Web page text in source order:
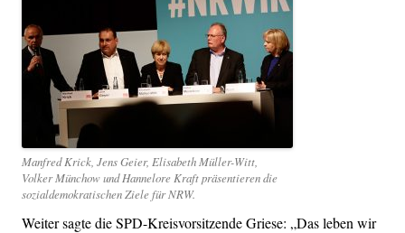
Manfred Krick, Jens Geier, Elisabeth Müller-Witt,
Volker Münchow und Hannelore Kraft präsentieren die
sozialdemokratischen Ziele für NRW.
Weiter sagte die SPD-Kreisvorsitzende Griese: „Das leben wir